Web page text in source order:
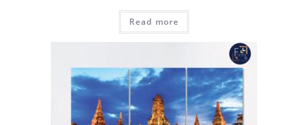
Read more